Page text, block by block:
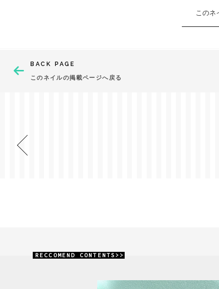
このネ
BACK PAGE
このネイルの掲載ページへ戻る
RECCOMEND CONTENTS>>